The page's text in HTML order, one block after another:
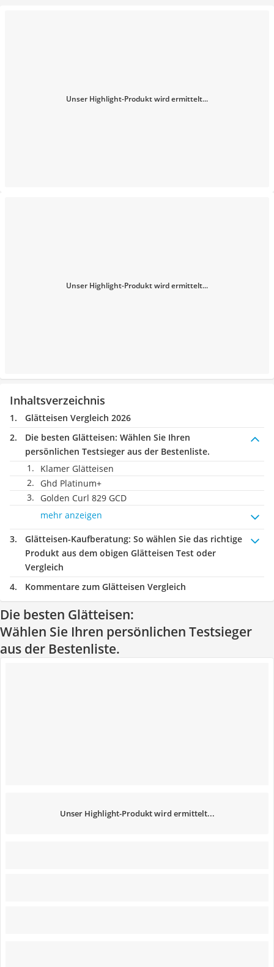
Unser Highlight-Produkt wird ermittelt...
Unser Highlight-Produkt wird ermittelt...
Inhaltsverzeichnis
Glätteisen Vergleich 2026
Die besten Glätteisen: Wählen Sie Ihren
persönlichen Testsieger aus der Bestenliste.
Klamer Glätteisen
Ghd Platinum+
Golden Curl 829 GCD
mehr anzeigen
Glätteisen-Kaufberatung: So wählen Sie das richtige
Produkt aus dem obigen Glätteisen Test oder
Vergleich
Kommentare zum Glätteisen Vergleich
Die besten Glätteisen:
Wählen Sie Ihren persönlichen Testsieger
aus der Bestenliste.
Unser Highlight-Produkt wird ermittelt...